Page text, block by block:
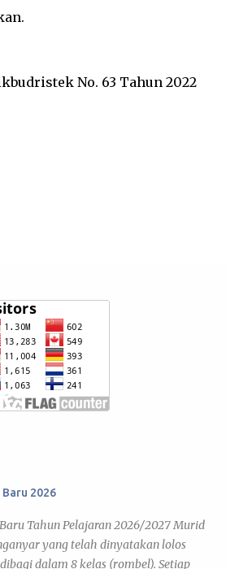
No. 63 Tahun 2022
2026
Tahun Pelajaran 2026/2027 Murid
yang telah dinyatakan lolos
dalam 8 kelas (rombel). Setiap